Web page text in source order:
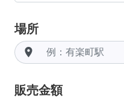
場所
room
販売金額